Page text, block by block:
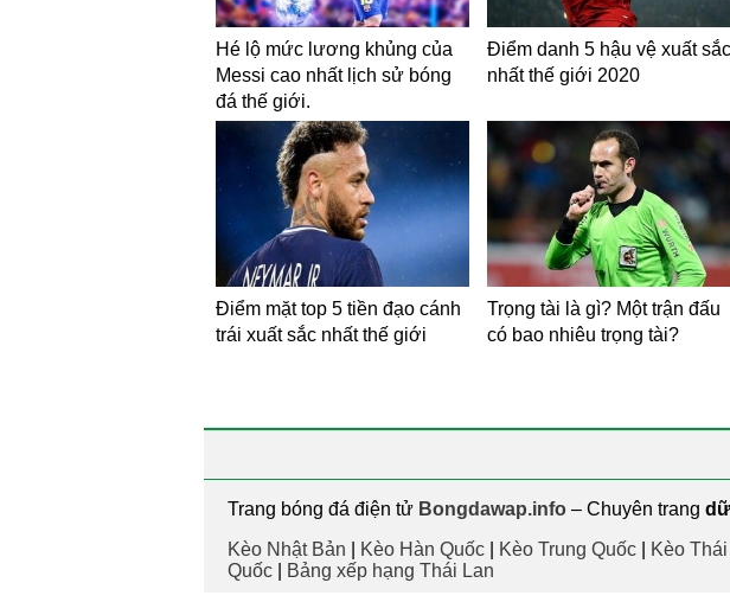
Hé lộ mức lương khủng của
Messi cao nhất lịch sử bóng
đá thế giới.
Điểm danh 5 hậu vệ xuất sắc
nhất thế giới 2020
Điểm mặt top 5 tiền đạo cánh
trái xuất sắc nhất thế giới
Trọng tài là gì? Một trận đấu
có bao nhiêu trọng tài?
Trang bóng đá điện tử Bongdawap.info – Chuyên trang
Kèo Nhật Bản
Kèo Hàn Quốc Kèo Trung Quốc Kèo
Quốc
Bảng xếp hạng Thái Lan